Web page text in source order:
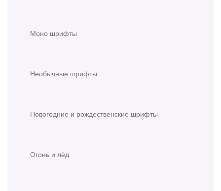
Моно шрифты
Необычные шрифты
Новогодние и рождественские шрифты
Огонь и лёд